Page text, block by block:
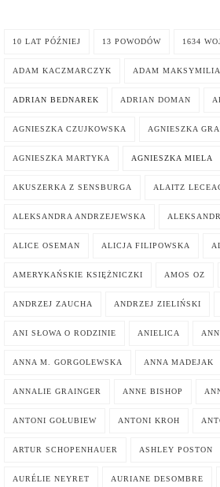
10 LAT PÓŹNIEJ 13 POWODÓW 1634
ADAM KACZMARCZYK ADAM
ADRIAN BEDNAREK ADRIAN DOMAN
AGNIESZKA CZUJKOWSKA AGNIESZKA
AGNIESZKA MARTYKA AGNIESZKA MIELA
AKUSZERKA Z SENSBURGA ALAITZ
ALEKSANDRA ANDRZEJEWSKA
ALICE OSEMAN ALICJA FILIPOWSKA
AMERYKAŃSKIE KSIĘŻNICZKI AMOS OZ
ANDRZEJ ZAUCHA ANDRZEJ ZIELIŃSKI
ANI SŁOWA O RODZINIE ANIELICA
ANNA M. GORGOLEWSKA ANNA MADEJAK
ANNALIE GRAINGER ANNE BISHOP
ANTONI GOŁUBIEW ANTONI KROH
ARTUR SCHOPENHAUER ASHLEY POSTON
AURÉLIE NEYRET AURIANE DESOMBRE